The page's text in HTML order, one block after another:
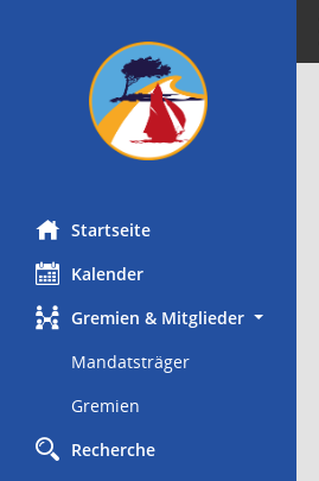
Startseite
Kalender
Gremien & Mitglieder
Mandatsträger
Gremien
Recherche